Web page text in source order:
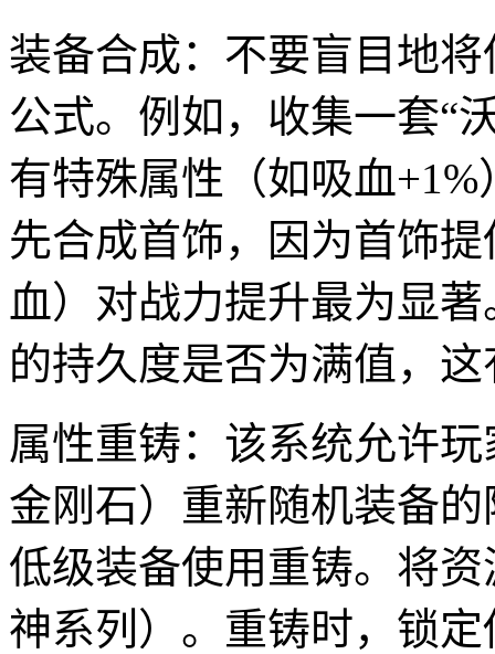
装备合成：不要盲目地
公式。例如，收集一套“
有特殊属性（如吸血
先合成首饰，因为首饰
血）对战力提升最为显
的持久度是否为满值，
属性重铸：该系统允许
金刚石）重新随机装备
低级装备使用重铸。将
神系列）。重铸时，锁